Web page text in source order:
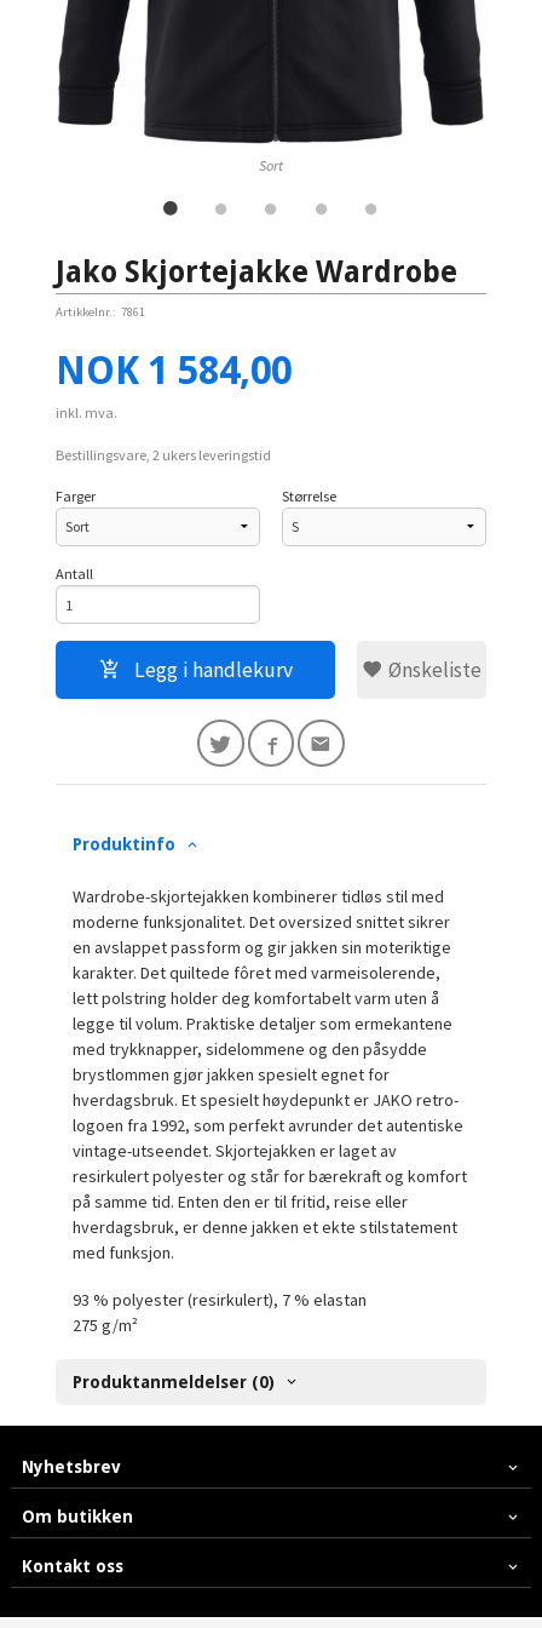
Sort
Jako Skjortejakke Wardrobe
Artikkelnr.: 7861
Pris
NOK 1 584,00
inkl. mva.
Bestillingsvare, 2 ukers leveringstid
Farger Størrelse
Antall
Legg i handlekurv Ønskeliste
Produktinfo
Wardrobe-skjortejakken kombinerer tidløs stil med
moderne funksjonalitet. Det oversized snittet sikrer
en avslappet passform og gir jakken sin moteriktige
karakter. Det quiltede fôret med varmeisolerende,
lett polstring holder deg komfortabelt varm uten å
legge til volum. Praktiske detaljer som ermekantene
med trykknapper, sidelommene og den påsydde
brystlommen gjør jakken spesielt egnet for
hverdagsbruk. Et spesielt høydepunkt er JAKO retro-
logoen fra 1992, som perfekt avrunder det autentiske
vintage-utseendet. Skjortejakken er laget av
resirkulert polyester og står for bærekraft og komfort
på samme tid. Enten den er til fritid, reise eller
hverdagsbruk, er denne jakken et ekte stilstatement
med funksjon.
93 % polyester (resirkulert), 7 % elastan
275 g/m²
Produktanmeldelser (0)
Nyhetsbrev
Om butikken
Kontakt oss